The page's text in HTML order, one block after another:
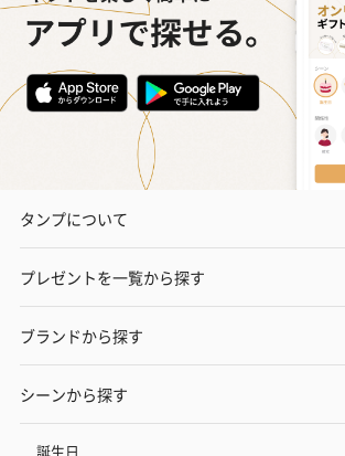
タンプについて
プレゼントを一覧から探す
ブランドから探す
シーンから探す
誕生日